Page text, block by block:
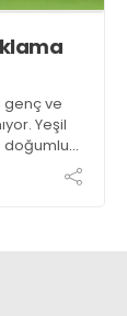
genç ve
Yeşil
doğumlu